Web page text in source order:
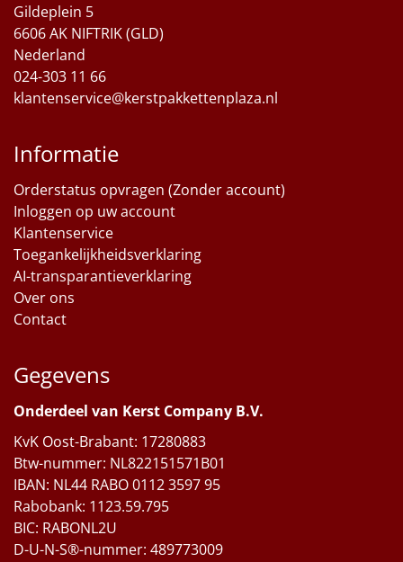
Gildeplein 5
6606 AK NIFTRIK (GLD)
Nederland
024-303 11 66
klantenservice@kerstpakkettenplaza.nl
Informatie
Orderstatus opvragen (Zonder account)
Inloggen op uw account
Klantenservice
Toegankelijkheidsverklaring
AI-transparantieverklaring
Over ons
Contact
Gegevens
Onderdeel van Kerst Company B.V.
KvK Oost-Brabant: 17280883
Btw-nummer: NL822151571B01
IBAN: NL44 RABO 0112 3597 95
Rabobank: 1123.59.795
BIC: RABONL2U
D-U-N-S®-nummer: 489773009